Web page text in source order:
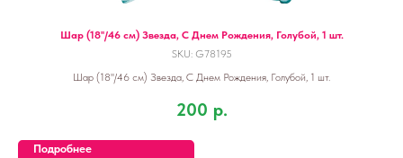
Шар (18''/46 см) Звезда, С Днем Рождения, Голубой, 1 шт.
SKU: G78195
Шар (18''/46 см) Звезда, С Днем Рождения, Голубой, 1 шт.
200 р.
Подробнее